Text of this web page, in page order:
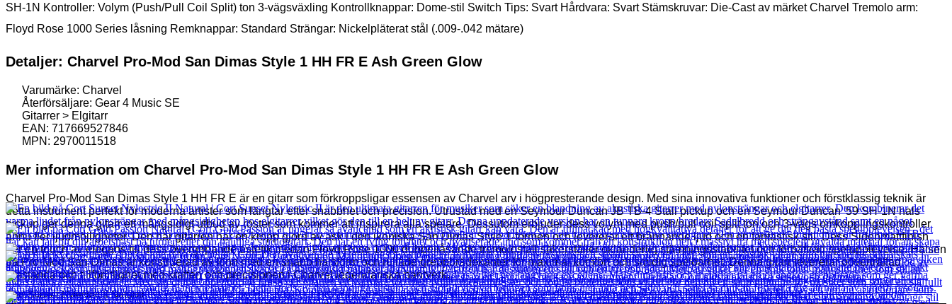
SH-1N Kontroller: Volym (Push/Pull Coil Split) ton 3-vägsväxling Kontrollknappar: Dome-stil Switch Tips: Svart Hårdvara: Svart Stämskruvar: Die-Cast av märket Charvel Tremolo arm:
Floyd Rose 1000 Series låsning Remknappar: Standard Strängar: Nickelpläterat stål (.009-.042 mätare)
Detaljer: Charvel Pro-Mod San Dimas Style 1 HH FR E Ash Green Glow
Varumärke: Charvel
Återförsäljare: Gear 4 Music SE
Gitarrer > Elgitarr
EAN: 717669527846
MPN: 2970011518
Mer information om Charvel Pro-Mod San Dimas Style 1 HH FR E Ash Green Glow
Charvel Pro-Mod San Dimas Style 1 HH FR E är en gitarr som förkroppsligar essensen av Charvel arv i högpresterande design. Med sina innovativa funktioner och förstklassig teknik är
detta instrument perfekt för moderna artister som längtar efter snabbhet och precision. Utrustad med en Seymour Duncan JB TB-4 Stall pickup och en Seymour Duncan '59 SH-1N hals
pickup ger denna gitarr ett mångsidigt utbud av röster som kommer att inspirera alla spelare. Dessutom erbjuder dess volym med push/pull coil split ton och 3-vägs omkopplingskontroller
ännu fler ljudmöjligheter. Den här gitarren har en kropp gjord av ask i den ikoniska San Dimas Style 1-formen och levererar ett brännande ljud och en fantastisk stil. Dess Sidenmattfinish
ger en touch av elegans till dess övergripande estetik medan Floyd Rose 1000 dubbellåsande tremolostall säkerställer oklanderlig stämningsstabilitet och förbättrad spelupplevelse. Halsen
på Pro-Mod San Dimas är konstruerad av lönn med en snabb halsform och rullade greppbrädekanter för maximal komfort och smidig spelbarhet. Denna gitarr levererar oöverträffad
prestanda och tillförlitlighet med kraften och precisionen i Charvel legendariska hantverk.
Cort Sunset Nylectric II Natural